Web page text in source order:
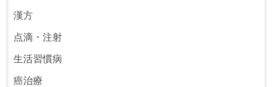
漢方
点滴・注射
生活習慣病
癌治療